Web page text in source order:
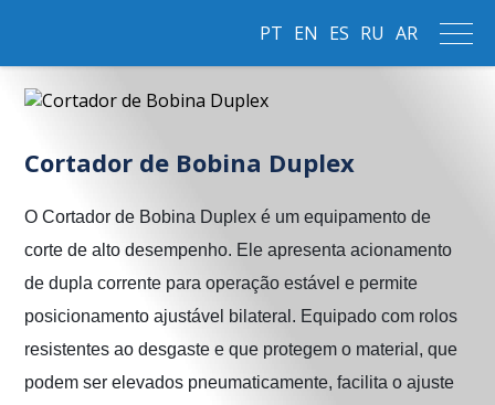
PT EN ES RU AR
Cortador de Bobina Duplex
O Cortador de Bobina Duplex é um equipamento de
corte de alto desempenho. Ele apresenta acionamento
de dupla corrente para operação estável e permite
posicionamento ajustável bilateral. Equipado com rolos
resistentes ao desgaste e que protegem o material, que
podem ser elevados pneumaticamente, facilita o ajuste